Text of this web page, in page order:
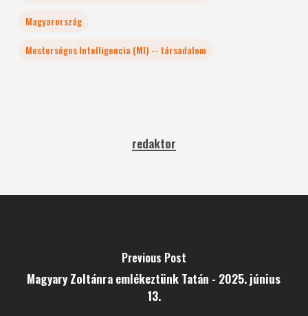
Magyarország
Mesterséges Intelligencia (MI) -- társadalom
redaktor
Previous Post
Magyary Zoltánra emlékeztünk Tatán - 2025. június
13.